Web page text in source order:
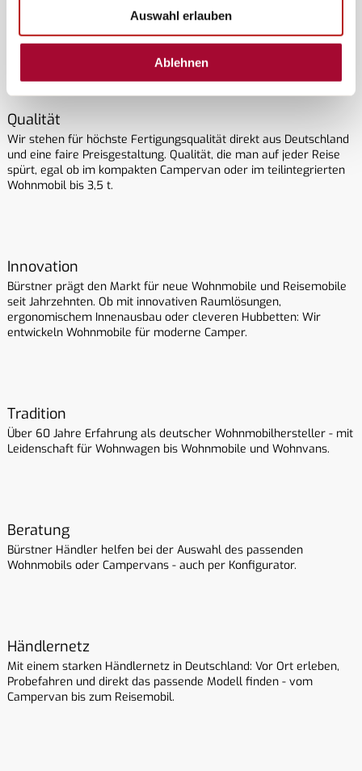
Auswahl erlauben
Ablehnen
kompaktes Wohnmobil, teilintegriertes Reisemobil oder
Campervan. Klare Linien und hochwertige Materialien stehen für
modernes Reisen.
Qualität
Wir stehen für höchste Fertigungsqualität direkt aus Deutschland
und eine faire Preisgestaltung. Qualität, die man auf jeder Reise
spürt, egal ob im kompakten Campervan oder im teilintegrierten
Wohnmobil bis 3,5 t.
Innovation
Bürstner prägt den Markt für neue Wohnmobile und Reisemobile
seit Jahrzehnten. Ob mit innovativen Raumlösungen,
ergonomischem Innenausbau oder cleveren Hubbetten: Wir
entwickeln Wohnmobile für moderne Camper.
Tradition
Über 60 Jahre Erfahrung als deutscher Wohnmobilhersteller - mit
Leidenschaft für Wohnwagen bis Wohnmobile und Wohnvans.
Beratung
Bürstner Händler helfen bei der Auswahl des passenden
Wohnmobils oder Campervans - auch per Konfigurator.
Händlernetz
Mit einem starken Händlernetz in Deutschland: Vor Ort erleben,
Probefahren und direkt das passende Modell finden - vom
Campervan bis zum Reisemobil.